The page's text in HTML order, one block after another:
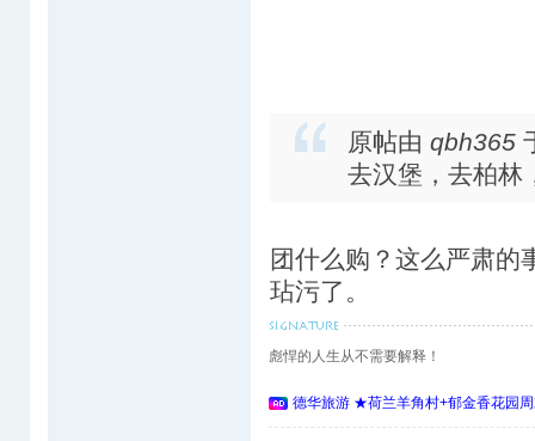
原帖由 qbh365
去汉堡，去柏林
团什么购？这么严肃的
玷污了。
彪悍的人生从不需要解释！
德华旅游 ★荷兰羊角村+郁金香花园